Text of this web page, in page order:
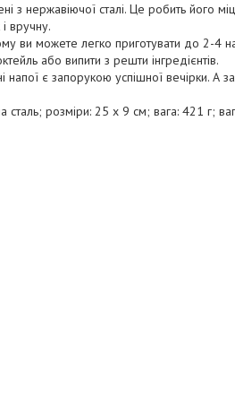
нержавіючої сталі. Це робить його
вручну.
ви можете легко приготувати до 2-4
або випити з решти інгредієнтів.
є запорукою успішної вечірки. А
розміри: 25 х 9 см; вага: 421 г;